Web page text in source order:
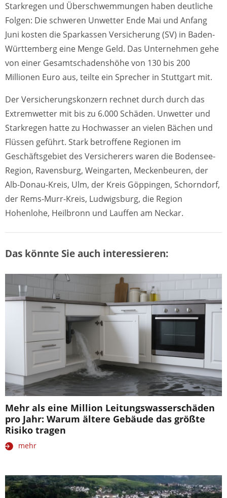
Starkregen und Überschwemmungen haben deutliche
Folgen: Die schweren Unwetter Ende Mai und Anfang
Juni kosten die Sparkassen Versicherung (SV) in Baden-
Württemberg eine Menge Geld. Das Unternehmen gehe
von einer Gesamtschadenshöhe von 130 bis 200
Millionen Euro aus, teilte ein Sprecher in Stuttgart mit.
Der Versicherungskonzern rechnet durch durch das
Extremwetter mit bis zu 6.000 Schäden. Unwetter und
Starkregen hatte zu Hochwasser an vielen Bächen und
Flüssen geführt. Stark betroffene Regionen im
Geschäftsgebiet des Versicherers waren die Bodensee-
Region, Ravensburg, Weingarten, Meckenbeuren, der
Alb-Donau-Kreis, Ulm, der Kreis Göppingen, Schorndorf,
der Rems-Murr-Kreis, Ludwigsburg, die Region
Hohenlohe, Heilbronn und Lauffen am Neckar.
Das könnte Sie auch interessieren:
Mehr als eine Million Leitungswasserschäden
pro Jahr: Warum ältere Gebäude das größte
Risiko tragen
mehr